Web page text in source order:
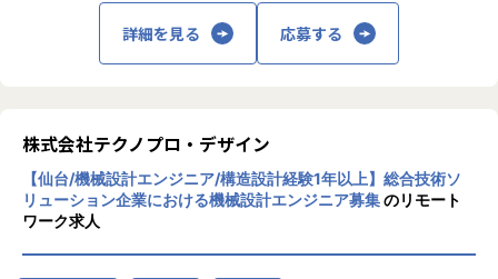
現場経験を積むことができます。
【業務の変更の範囲】
働く場所に関わらない事業支援や最新技術を
用いた研究開発などを行っています。
程プロジェクトの増加といった世の中で技術
者集団として価値提供を行うために、エンジ
ニアが生涯活躍できる環境を考え事業運営を
行っています。
詳細を見る 応募する
株式会社テクノプロ・デザイン
【仙台/機械設計エンジニア/構造設計経験1年以上】総合技術ソ
リューション企業における機械設計エンジニア募集のリモート
ワーク求人